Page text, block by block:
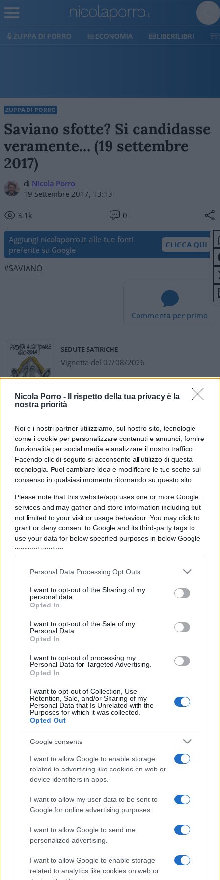
Nicola Porro -
Il rispetto della tua privacy è la
nostra priorità
Noi e i nostri partner utilizziamo, sul nostro sito, tecnologie
come i cookie per personalizzare contenuti e annunci, fornire
funzionalità per social media e analizzare il nostro traffico.
Facendo clic di seguito si acconsente all'utilizzo di questa
tecnologia. Puoi cambiare idea e modificare le tue scelte sul
consenso in qualsiasi momento ritornando su questo sito
Please note that this website/app uses one or more Google
services and may gather and store information including but
not limited to your visit or usage behaviour. You may click to
grant or deny consent to Google and its third-party tags to
use your data for below specified purposes in below Google
consent section.
Personal Data Processing Opt Outs
I want to opt-out of the Sharing of my
personal data.
Opted In
I want to opt-out of the Sale of my
Personal Data.
Opted In
I want to opt-out of processing my
Personal Data for Targeted Advertising.
Opted In
I want to opt-out of Collection, Use,
Retention, Sale, and/or Sharing of my
Personal Data that Is Unrelated with the
Purposes for which it was collected.
Opted Out
Google consents
I want to allow Google to enable storage
related to advertising like cookies on web or
device identifiers in apps.
I want to allow my user data to be sent to
Google for online advertising purposes.
I want to allow Google to send me
personalized advertising.
I want to allow Google to enable storage
related to analytics like cookies on web or
ECONOMIA LIBERILIBRI SHOP
ZUPPA DI PORRO
Saviano sfotte? Si candidasse
veramente… (19 settembre
2017)
di Nicola Porro
19 Settembre 2017, 13:13
3.1k 0
Aggiungi nicolaporro.it alle tue fonti
preferite su Google
CLICCA QUI
#SAVIANO
Commenta per primo
SEDUTE SATIRICHE
Vignetta del 07/08/2026
Islam e comunismo, l’alleanza
contro la libertà che nessuno
vuole vedere
Due ideologie, una stessa ossessione: abolire la
libertà e chiamarla emancipazione
Max Del Papa
Noi ci siamo sbagliati. Tutti noi che non crediamo